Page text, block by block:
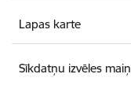
Lapas karte
Sīkdatņu izvēles